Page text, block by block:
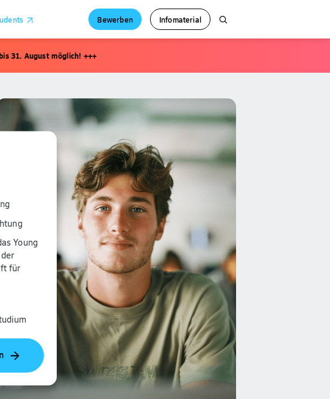
Bewerben Infomaterial
31. August möglich! +++
Young
für